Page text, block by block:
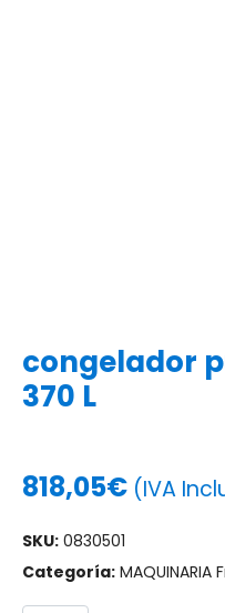
congelador
370 L
818,05€ (IVA
SKU: 0830501
Categoría: MAQUINARIA